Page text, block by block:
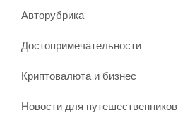
Авторубрика
Достопримечательности
Криптовалюта и бизнес
Новости для путешественников